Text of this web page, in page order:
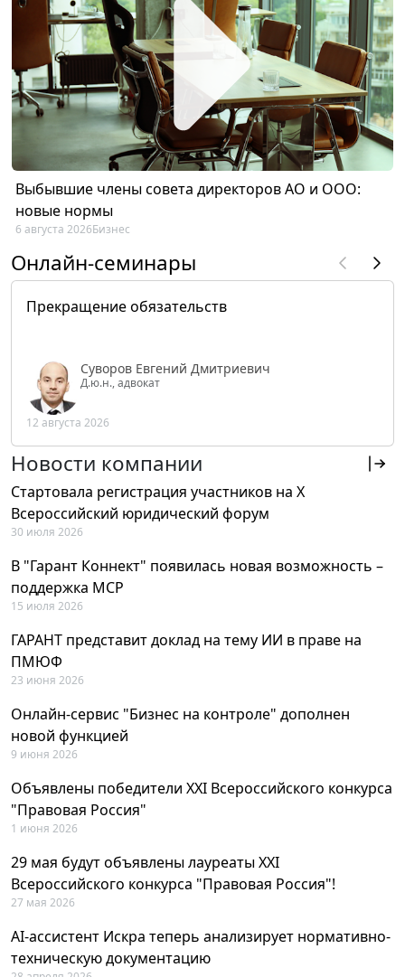
Выбывшие члены совета директоров АО и ООО:
новые нормы
6 августа 2026Бизнес
Онлайн-семинары
Прекращение обязательств
Суворов Евгений Дмитриевич
Д.ю.н., адвокат
12 августа 2026
Новости компании
Стартовала регистрация участников на X
Всероссийский юридический форум
30 июля 2026
В "Гарант Коннект" появилась новая возможность –
поддержка MCP
15 июля 2026
ГАРАНТ представит доклад на тему ИИ в праве на
ПМЮФ
23 июня 2026
Онлайн-сервис "Бизнес на контроле" дополнен
новой функцией
9 июня 2026
Объявлены победители XXI Всероссийского конкурса
"Правовая Россия"
1 июня 2026
29 мая будут объявлены лауреаты XXI
Всероссийского конкурса "Правовая Россия"!
27 мая 2026
AI-ассистент Искра теперь анализирует нормативно-
техническую документацию